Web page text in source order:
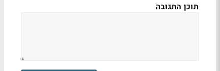
תוכן התגובה